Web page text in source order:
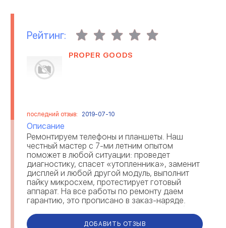
Рейтинг:
PROPER GOODS
последний отзыв: 2019-07-10
Описание
Ремонтируем телефоны и планшеты. Наш
честный мастер с 7-ми летним опытом
поможет в любой ситуации: проведет
диагностику, спасет «утопленника», заменит
дисплей и любой другой модуль, выполнит
пайку микросхем, протестирует готовый
аппарат. На все работы по ремонту даем
гарантию, это прописано в заказ-наряде.
Продаем аксессуары и гаджеты. Мы отобрали
лучшие по ка...
ДОБАВИТЬ ОТЗЫВ